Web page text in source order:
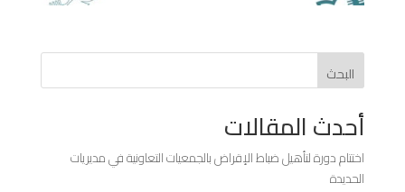
البحث
أحدث المقالات
اختتام دورة لتأهيل ضباط الإقراض بالجمعيات التعاونية في مديريات
الحديدة